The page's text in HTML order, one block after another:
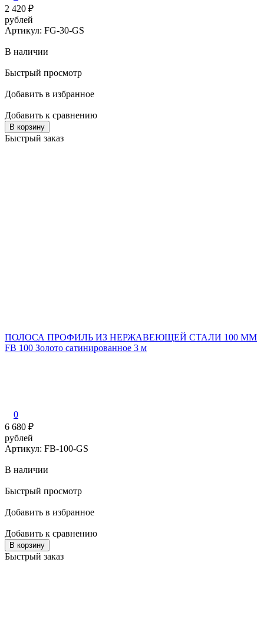
2 420 ₽
рублей
Артикул: FG-30-GS
В наличии
Быстрый просмотр
Добавить в избранное
Добавить к сравнению
В корзину
Быстрый заказ
ПОЛОСА ПРОФИЛЬ ИЗ НЕРЖАВЕЮЩЕЙ СТАЛИ 100 ММ
FB 100 Золото сатинированное 3 м
0
6 680 ₽
рублей
Артикул: FB-100-GS
В наличии
Быстрый просмотр
Добавить в избранное
Добавить к сравнению
В корзину
Быстрый заказ